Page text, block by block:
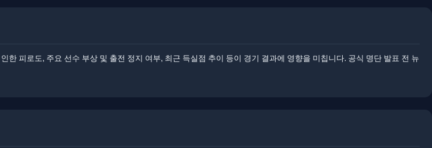
한 피로도, 주요 선수 부상 및 출전 정지 여부, 최근 득실점 추이 등이 경기 결과에 영향을 미칩니다. ​​공식 명단 발표 전 뉴